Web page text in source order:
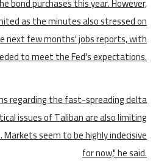
as the minutes also stressed on
next few months' jobs reports, with
to meet the Fed's expectations.
regarding the fast-spreading delta
issues of Taliban are also limiting
seem to be highly indecisive
for now," he said.